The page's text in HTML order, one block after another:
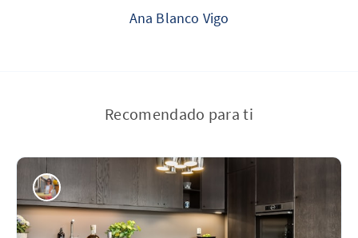
Ana Blanco Vigo
Recomendado para ti